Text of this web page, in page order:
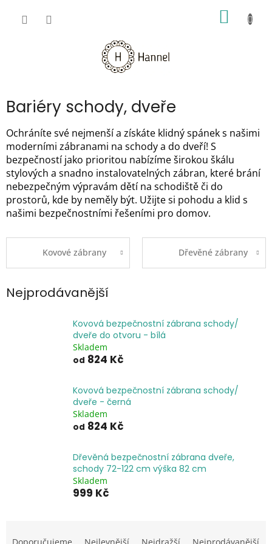
Bariéry schody, dveře
Ochráníte své nejmenší a získáte klidný spánek s našimi
moderními zábranami na schody a do dveří! S
bezpečností jako prioritou nabízíme širokou škálu
stylových a snadno instalovatelných zábran, které brání
nebezpečným výpravám dětí na schodiště či do
prostorů, kde by neměly být. Užijte si pohodu a klid s
našimi bezpečnostními řešeními pro domov.
Kovové zábrany Dřevěné zábrany
Nejprodávanější
Kovová bezpečnostní zábrana schody/
dveře do otvoru - bílá
Skladem
od 824 Kč
Kovová bezpečnostní zábrana schody/
dveře - černá
Skladem
od 824 Kč
Dřevěná bezpečnostní zábrana dveře,
schody 72-122 cm výška 82 cm
Skladem
999 Kč
a